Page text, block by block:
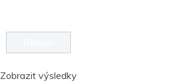
Zobrazit výsledky